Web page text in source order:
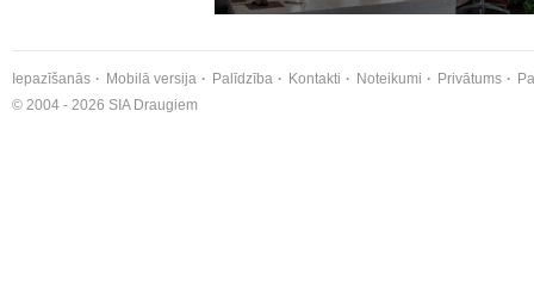
Iepazīšanās Mobilā versija Palīdzība Kontakti Noteikumi Privātums
© 2004 - 2026 SIA Draugiem